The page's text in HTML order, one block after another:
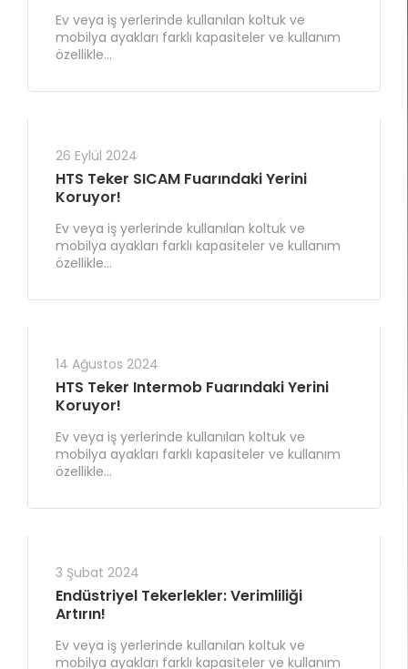
Ev veya iş yerlerinde kullanılan koltuk ve
mobilya ayakları farklı kapasiteler ve kullanım
özellikle...
26 Eylül 2024
HTS Teker SICAM Fuarındaki Yerini
Koruyor!
Ev veya iş yerlerinde kullanılan koltuk ve
mobilya ayakları farklı kapasiteler ve kullanım
özellikle...
14 Ağustos 2024
HTS Teker Intermob Fuarındaki Yerini
Koruyor!
Ev veya iş yerlerinde kullanılan koltuk ve
mobilya ayakları farklı kapasiteler ve kullanım
özellikle...
3 Şubat 2024
Endüstriyel Tekerlekler: Verimliliği
Artırın!
Ev veya iş yerlerinde kullanılan koltuk ve
mobilya ayakları farklı kapasiteler ve kullanım